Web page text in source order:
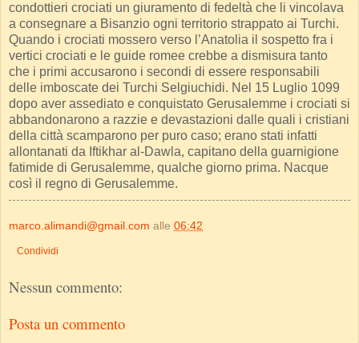
condottieri crociati un giuramento di fedeltà che li vincolava
a consegnare a Bisanzio ogni territorio strappato ai Turchi.
Quando i crociati mossero verso l’Anatolia il sospetto fra i
vertici crociati e le guide romee crebbe a dismisura tanto
che i primi accusarono i secondi di essere responsabili
delle imboscate dei Turchi Selgiuchidi. Nel 15 Luglio 1099
dopo aver assediato e conquistato Gerusalemme i crociati si
abbandonarono a razzie e devastazioni dalle quali i cristiani
della città scamparono per puro caso; erano stati infatti
allontanati da Iftikhar al-Dawla, capitano della guarnigione
fatimide di Gerusalemme, qualche giorno prima. Nacque
così il regno di Gerusalemme.
marco.alimandi@gmail.com alle 06:42
Condividi
Nessun commento:
Posta un commento